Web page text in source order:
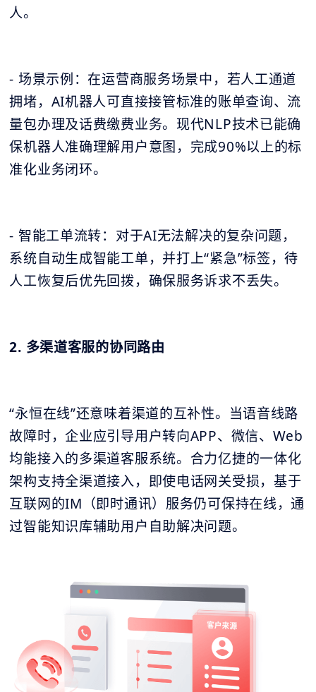
人。
- 场景示例：在运营商服务场景中，若人工通道
拥堵，AI机器人可直接接管标准的账单查询、流
量包办理及话费缴费业务。现代NLP技术已能确
保机器人准确理解用户意图，完成90%以上的标
准化业务闭环。
- 智能工单流转：对于AI无法解决的复杂问题，
系统自动生成智能工单，并打上“紧急”标签，待
人工恢复后优先回拨，确保服务诉求不丢失。
2. 多渠道客服的协同路由
“永恒在线”还意味着渠道的互补性。当语音线路
故障时，企业应引导用户转向APP、微信、Web
均能接入的多渠道客服系统。合力亿捷的一体化
架构支持全渠道接入，即使电话网关受损，基于
互联网的IM（即时通讯）服务仍可保持在线，通
过智能知识库辅助用户自助解决问题。